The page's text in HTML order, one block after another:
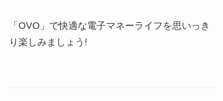
「OVO」で快適な電子マネーライフを思いっき
り楽しみましょう!